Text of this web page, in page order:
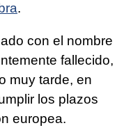
.
con el nombre
fallecido,
muy tarde, en
los plazos
europea.